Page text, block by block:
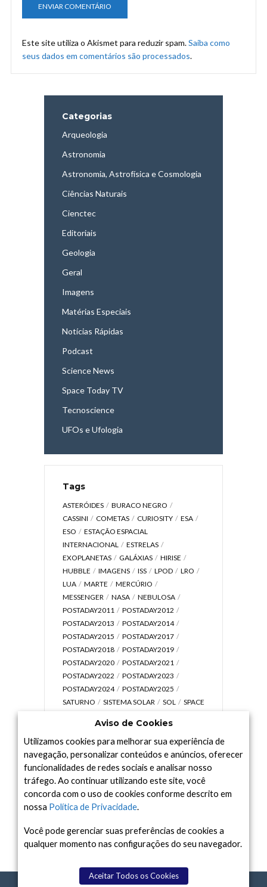
Este site utiliza o Akismet para reduzir spam.Saiba como
seus dados em comentários são processados.
Categorias
Arqueologia
Astronomia
Astronomia, Astrofísica e Cosmologia
Ciências Naturais
Cienctec
Editoriais
Geologia
Geral
Imagens
Matérias Especiais
Notícias Rápidas
Podcast
Science News
Space Today TV
Tecnoscience
UFOs e Ufologia
Tags
ASTERÓIDES
BURACO NEGRO
CASSINI
COMETAS CURIOSITY
ESA
ESO
ESTAÇÃO ESPACIAL
INTERNACIONAL
ESTRELAS
EXOPLANETAS
GALÁXIAS
HIRISE
HUBBLE
IMAGENS ISS LPOD
LRO
LUA
MARTE
MERCÚRIO
MESSENGER
NASA
NEBULOSA
POSTADAY2011
POSTADAY2012
POSTADAY2013
POSTADAY2014
POSTADAY2015
POSTADAY2017
POSTADAY2018
POSTADAY2019
POSTADAY2020
POSTADAY2021
POSTADAY2022
POSTADAY2023
POSTADAY2024
POSTADAY2025
SATURNO
SISTEMA SOLAR SOL
SPACE
UNIVERSO
VÍDEO
Arquivo
Arquivo
Aviso de Cookies
Utilizamos cookies para melhorar sua experiência de
navegação, personalizar conteúdos e anúncios, oferecer
funcionalidades de redes sociais e analisar nosso
tráfego. Ao continuar utilizando este site, você
concorda com o uso de cookies conforme descrito em
nossa Política de Privacidade.
Você pode gerenciar suas preferências de cookies a
qualquer momento nas configurações do seu navegador.
Aceitar Todos os Cookies